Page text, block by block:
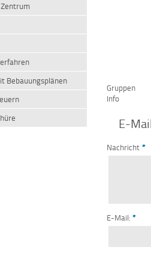
Bebauungsplänen
Gruppen
Info
E-
Nachricht *
E-Mail: *